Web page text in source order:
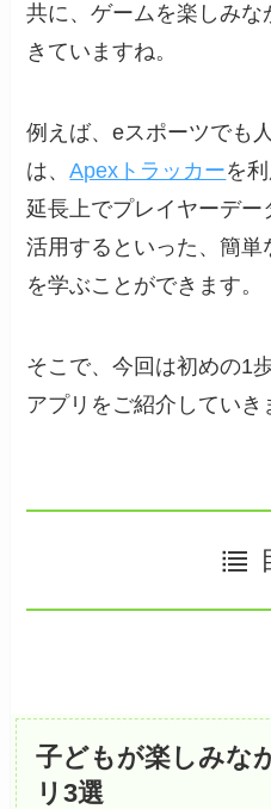
共に、ゲームを楽しみ
きていますね。
例えば、eスポーツでも
は、Apexトラッカーを
延長上でプレイヤーデー
活用するといった、簡
を学ぶことができます。
そこで、今回は初めの1
アプリをご紹介していき
子どもが楽しみな
リ3選